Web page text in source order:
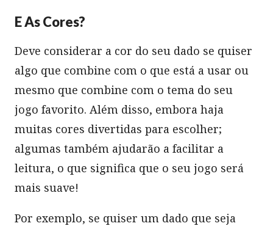
E As Cores?
Deve considerar a cor do seu dado se quiser
algo que combine com o que está a usar ou
mesmo que combine com o tema do seu
jogo favorito. Além disso, embora haja
muitas cores divertidas para escolher;
algumas também ajudarão a facilitar a
leitura, o que significa que o seu jogo será
mais suave!
Por exemplo, se quiser um dado que seja